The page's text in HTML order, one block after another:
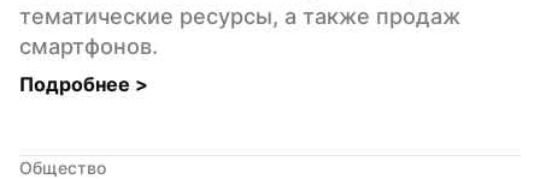
тематические ресурсы, а также продаж
смартфонов.
Подробнее >
Общество